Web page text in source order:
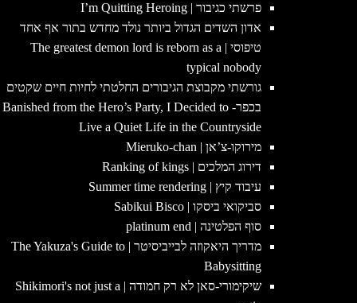
פרשתי כגיבור | I’m Quitting Heroing
אדון השדים הגדול ביותר נולד מחדש בתור אף אחד
טיפוסי | The greatest demon lord is reborn as a
typical nobody
גורשתי מקבוצת הגיבורים החלטתי לחיות חיים שקטים
בכפר- Banished from the Hero’s Party, I Decided to
Live a Quiet Life in the Countryside
מירוקו-צ’אן | Mieruko-chan
דירוג המלכים | Ranking of kings
עיבוד קיץ | Summer time rendering
סביקואי ביסקו | Sabikui Bisco
סוף הפלטינה | platinum end
מדריך היאקוזה לבייביסיטר | The Yakuza's Guide to
Babysitting
שיקימורי-סאן לא רק חמודה | Shikimori's not just a